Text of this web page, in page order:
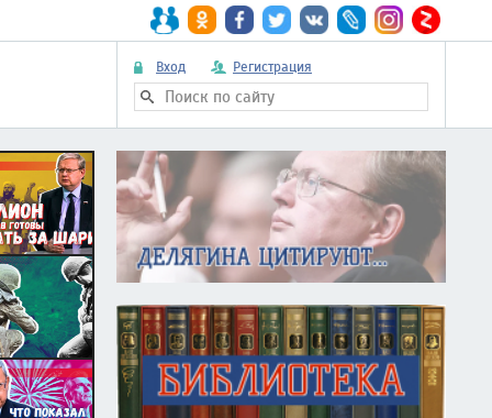
Вход Регистрация